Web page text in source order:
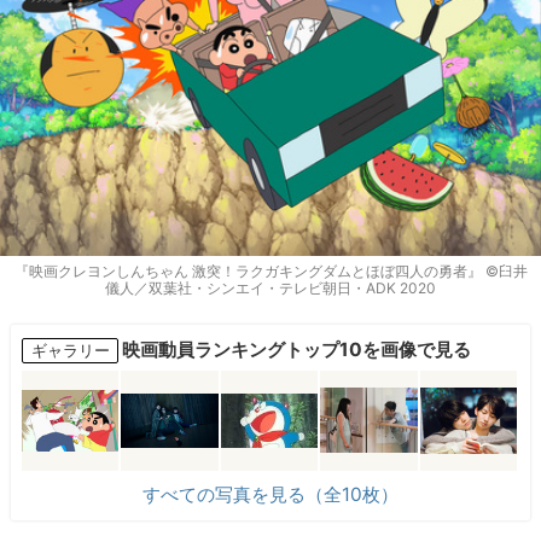
『映画クレヨンしんちゃん 激突！ラクガキングダムとほぼ四人の勇者』 ©臼井
儀人／双葉社・シンエイ・テレビ朝日・ADK 2020
ギャラリー 映画動員ランキングトップ10を画像で見る
すべての写真を見る（全10枚）